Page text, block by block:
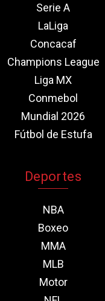
Serie A
LaLiga
Concacaf
Champions League
Liga MX
Conmebol
Mundial 2026
Fútbol de Estufa
Deportes
NBA
Boxeo
MMA
MLB
Motor